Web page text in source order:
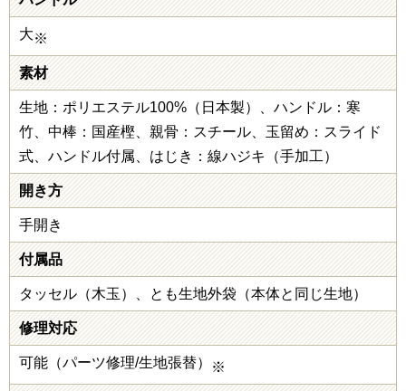
大※
素材
生地：ポリエステル100%（日本製）、ハンドル：寒
竹、中棒：国産樫、親骨：スチール、玉留め：スライド
式、ハンドル付属、はじき：線ハジキ（手加工）
開き方
手開き
付属品
タッセル（木玉）、とも生地外袋（本体と同じ生地）
修理対応
可能（パーツ修理/生地張替） ※